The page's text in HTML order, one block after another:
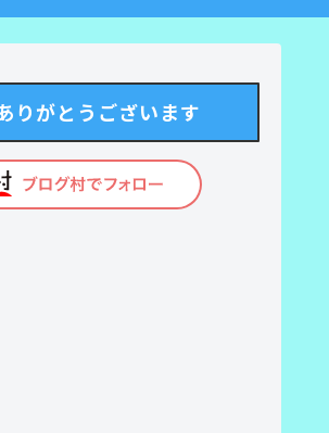
りがとうございます